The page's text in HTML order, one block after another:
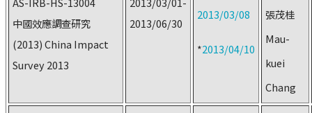
中國效應調查研究
(2013) China Impact
Survey 2013
2013/06/30
2013/03/08
*2013/04/10
張茂桂
Mau-
kuei
Chang